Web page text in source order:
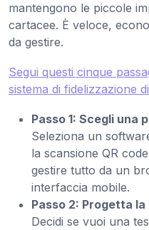
mantengono le piccole
cartacee. È veloce,
da gestire.
Segui questi cinque
sistema di fidelizzazione
Passo 1: Scegli una
Seleziona un
la scansione QR
gestire tutto da un
interfaccia mobile.
Passo 2: Progetta
Decidi se vuoi una